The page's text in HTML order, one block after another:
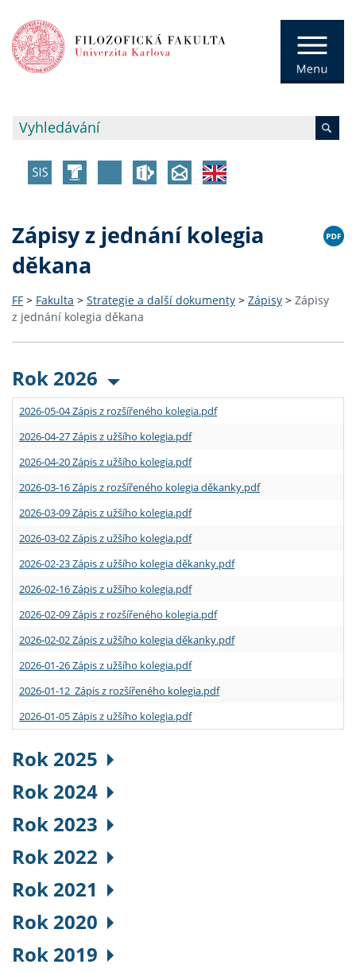
Zápisy z jednání kolegia
děkana
FF > Fakulta > Strategie a další dokumenty > Zápisy > Zápisy
z jednání kolegia děkana
Rok 2026
2026-05-04 Zápis z rozšířeného kolegia.pdf
2026-04-27 Zápis z užšího kolegia.pdf
2026-04-20 Zápis z užšího kolegia.pdf
2026-03-16 Zápis z rozšířeného kolegia děkanky.pdf
2026-03-09 Zápis z užšího kolegia.pdf
2026-03-02 Zápis z užšího kolegia.pdf
2026-02-23 Zápis z užšího kolegia děkanky.pdf
2026-02-16 Zápis z užšího kolegia.pdf
2026-02-09 Zápis z rozšířeného kolegia.pdf
2026-02-02 Zápis z užšího kolegia děkanky.pdf
2026-01-26 Zápis z užšího kolegia.pdf
2026-01-12 Zápis z rozšířeného kolegia.pdf
2026-01-05 Zápis z užšího kolegia.pdf
Rok 2025
Rok 2024
Rok 2023
Rok 2022
Rok 2021
Rok 2020
Rok 2019